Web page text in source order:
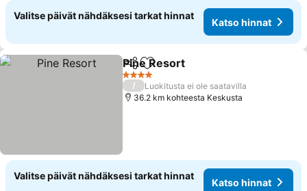
Valitse päivät nähdäksesi tarkat hinnat
Katso hinnat
Jaa Lisää suosikkeihin
Pine Resort
4 Tähtiluokitus
/
Luokitusta ei ole saatavilla
36.2 km kohteesta Keskusta
Valitse päivät nähdäksesi tarkat hinnat
Katso hinnat